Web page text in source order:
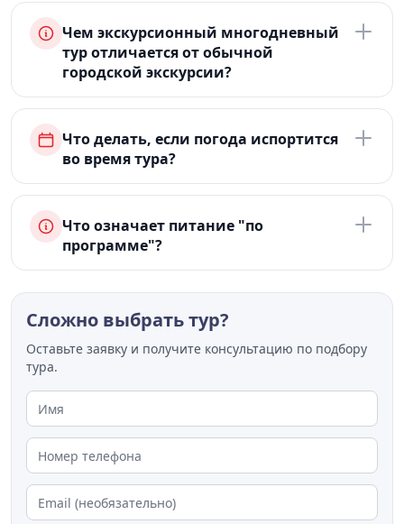
Чем экскурсионный многодневный
тур отличается от обычной
городской экскурсии?
Что делать, если погода испортится
во время тура?
Что означает питание "по
программе"?
Сложно выбрать тур?
Оставьте заявку и получите консультацию по подбору
тура.